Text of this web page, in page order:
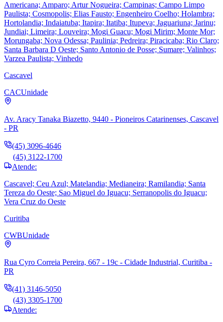
Americana; Amparo; Artur Nogueira; Campinas; Campo Limpo
Paulista; Cosmopolis; Elias Fausto; Engenheiro Coelho; Holambra;
Hortolandia; Indaiatuba; Itapira; Itatiba; Itupeva; Jaguariuna; Jarinu;
Jundiai; Limeira; Louveira; Mogi Guacu; Mogi Mirim; Monte Mor;
Morungaba; Nova Odessa; Paulinia; Pedreira; Piracicaba; Rio Claro;
Santa Barbara D Oeste; Santo Antonio de Posse; Sumare; Valinhos;
Varzea Paulista; Vinhedo
Cascavel
CACUnidade
Av. Aracy Tanaka Biazetto, 9440 - Pioneiros Catarinenses, Cascavel
- PR
(45) 3096-4646
(45) 3122-1700
Atende:
Cascavel; Ceu Azul; Matelandia; Medianeira; Ramilandia; Santa
Tereza do Oeste; Sao Miguel do Iguacu; Serranopolis do Iguacu;
Vera Cruz do Oeste
Curitiba
CWBUnidade
Rua Cyro Correia Pereira, 667 - 19c - Cidade Industrial, Curitiba -
PR
(41) 3146-5050
(43) 3305-1700
Atende: